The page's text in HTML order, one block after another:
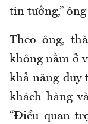
tin tưởng,”
Theo ông,
không nằm ở
khả năng duy
khách hàng
“Điều quan